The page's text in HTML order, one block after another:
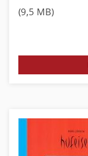
(9,5 MB)